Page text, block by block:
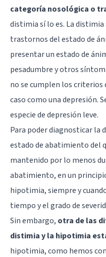
categoría nosológica o
distimia sí lo es. La
trastornos del estado de
presentar un estado de
pesadumbre y otros
no se cumplen los
caso como una depresión.
especie de depresión leve.
Para poder diagnosticar la
estado de abatimiento del
mantenido por lo menos
abatimiento, en un
hipotimia, siempre y
tiempo y el grado de
Sin embargo, otra de las
distimia y la hipotimia
hipotimia, como hemos